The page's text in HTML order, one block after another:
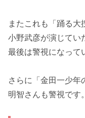
またこれも「踊る大
小野武彦が演じてい
最後は警視になって
さらに
「金田一少
明智さん も警視です。